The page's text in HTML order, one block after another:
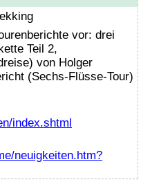
vor: drei
Teil 2,
von Holger
(Sechs-Flüsse-Tour)
index.shtml
neuigkeiten.htm?